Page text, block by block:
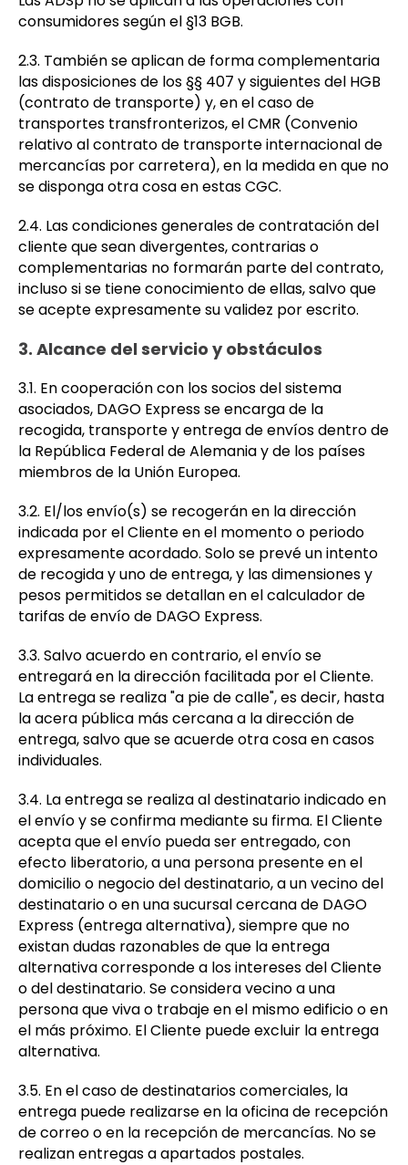
consumidores según el §13 BGB.
2.3. También se aplican de forma complementaria
las disposiciones de los §§ 407 y siguientes del HGB
(contrato de transporte) y, en el caso de
transportes transfronterizos, el CMR (Convenio
relativo al contrato de transporte internacional de
mercancías por carretera), en la medida en que no
se disponga otra cosa en estas CGC.
2.4. Las condiciones generales de contratación del
cliente que sean divergentes, contrarias o
complementarias no formarán parte del contrato,
incluso si se tiene conocimiento de ellas, salvo que
se acepte expresamente su validez por escrito.
3. Alcance del servicio y obstáculos
3.1. En cooperación con los socios del sistema
asociados, DAGO Express se encarga de la
recogida, transporte y entrega de envíos dentro de
la República Federal de Alemania y de los países
miembros de la Unión Europea.
3.2. El/los envío(s) se recogerán en la dirección
indicada por el Cliente en el momento o periodo
expresamente acordado. Solo se prevé un intento
de recogida y uno de entrega, y las dimensiones y
pesos permitidos se detallan en el calculador de
tarifas de envío de DAGO Express.
3.3. Salvo acuerdo en contrario, el envío se
entregará en la dirección facilitada por el Cliente.
La entrega se realiza "a pie de calle", es decir, hasta
la acera pública más cercana a la dirección de
entrega, salvo que se acuerde otra cosa en casos
individuales.
3.4. La entrega se realiza al destinatario indicado en
el envío y se confirma mediante su firma. El Cliente
acepta que el envío pueda ser entregado, con
efecto liberatorio, a una persona presente en el
domicilio o negocio del destinatario, a un vecino del
destinatario o en una sucursal cercana de DAGO
Express (entrega alternativa), siempre que no
existan dudas razonables de que la entrega
alternativa corresponde a los intereses del Cliente
o del destinatario. Se considera vecino a una
persona que viva o trabaje en el mismo edificio o en
el más próximo. El Cliente puede excluir la entrega
alternativa.
3.5. En el caso de destinatarios comerciales, la
entrega puede realizarse en la oficina de recepción
de correo o en la recepción de mercancías. No se
realizan entregas a apartados postales.